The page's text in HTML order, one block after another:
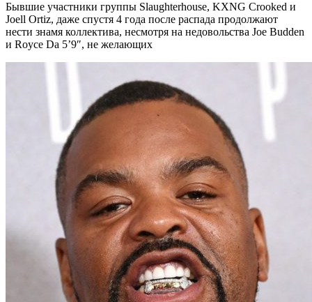
Бывшие участники группы Slaughterhouse, KXNG Crooked и
Joell Ortiz, даже спустя 4 года после распада продолжают
нести знамя коллектива, несмотря на недовольства Joe Budden
и Royce Da 5’9″, не желающих